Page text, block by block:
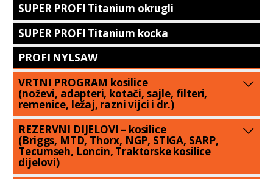
SUPER PROFI Titanium okrugli
SUPER PROFI Titanium kocka
PROFI NYLSAW
VRTNI PROGRAM kosilice
(noževi, adapteri, kotači, sajle, filteri,
remenice, ležaj, razni vijci i dr.)
REZERVNI DIJELOVI – kosilice
(Briggs, MTD, Thorx, NGP, STIGA, SARP,
Tecumseh, Loncin, Traktorske kosilice
dijelovi)